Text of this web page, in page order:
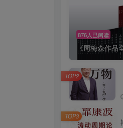
876人已阅读
《周梅森作
TOP2
TOP3